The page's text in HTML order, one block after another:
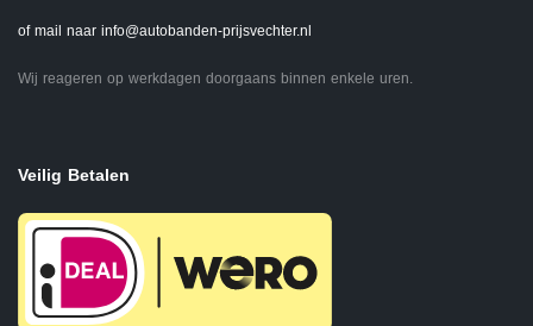
of mail naar info@autobanden-prijsvechter.nl
Wij reageren op werkdagen doorgaans binnen enkele uren.
Veilig Betalen